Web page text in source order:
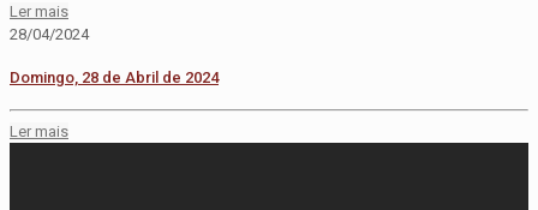
Ler mais
28/04/2024
Domingo, 28 de Abril de 2024
Ler mais